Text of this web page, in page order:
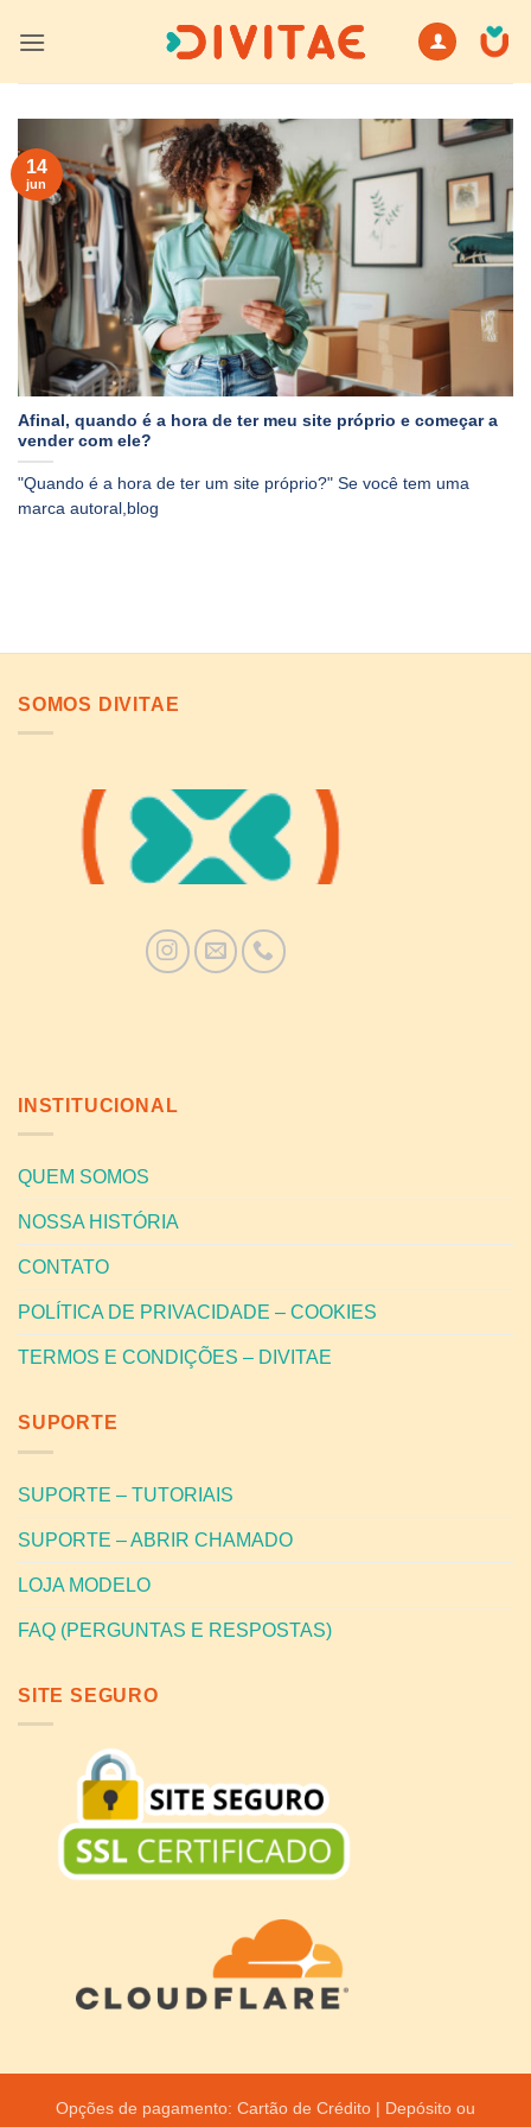
Afinal, quando é a hora de ter meu site próprio e começar a
vender com ele?
"Quando é a hora de ter um site próprio?" Se você tem uma
marca autoral,blog
14
jun
SOMOS DIVITAE
INSTITUCIONAL
QUEM SOMOS
NOSSA HISTÓRIA
CONTATO
POLÍTICA DE PRIVACIDADE – COOKIES
TERMOS E CONDIÇÕES – DIVITAE
SUPORTE
SUPORTE – TUTORIAIS
SUPORTE – ABRIR CHAMADO
LOJA MODELO
FAQ (PERGUNTAS E RESPOSTAS)
SITE SEGURO
Opções de pagamento: Cartão de Crédito | Depósito ou